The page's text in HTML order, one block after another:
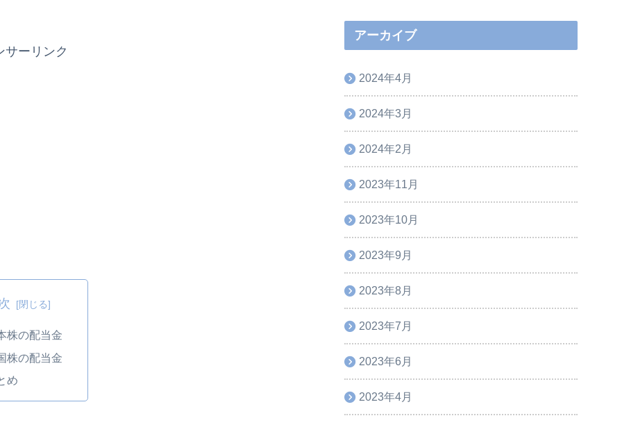
サーリンク
株の配当金
株の配当金
め
アーカイブ
2024年4月
2024年3月
2024年2月
2023年11月
2023年10月
2023年9月
2023年8月
2023年7月
2023年6月
2023年4月